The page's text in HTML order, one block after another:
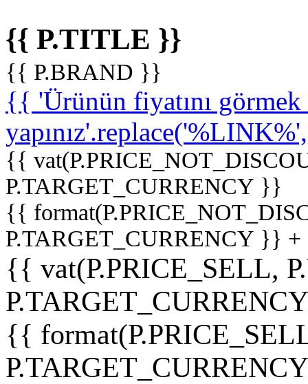
{{ P.TITLE }}
{{ P.BRAND }}
{{ 'Ürünün fiyatını
{{
P.TARGET_CURRENCY }}
{{
P.TARGET_CURRENCY }}
{{ vat(P.PRICE_SELL,
{{